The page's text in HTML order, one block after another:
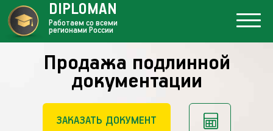
Продажа подлинной
документации
ЗАКАЗАТЬ ДОКУМЕНТ
DIPLOMAN
Работаем со всеми
регионами России